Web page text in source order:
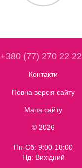
+380 (77) 270 22 22
Контакти
Повна версія сайту
Мапа сайту
© 2026
Пн-Сб: 9:00-18:00
Нд: Вихідний